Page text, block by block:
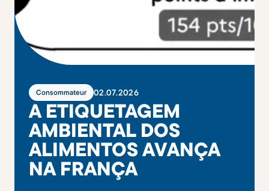
Consommateur 02.07.2026
A ETIQUETAGEM
AMBIENTAL DOS
ALIMENTOS AVANÇA
NA FRANÇA